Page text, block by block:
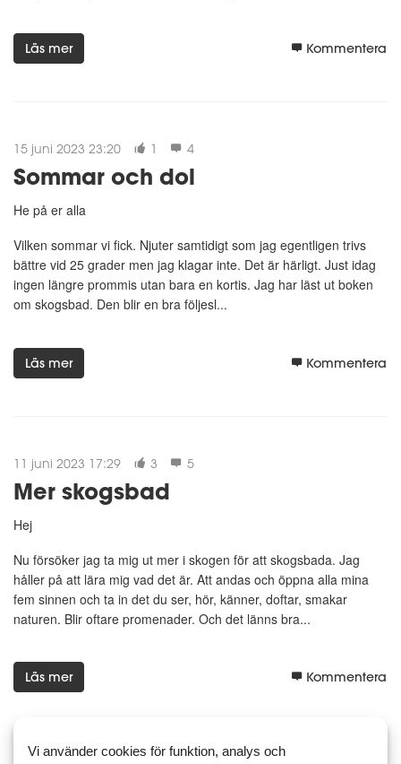
Läs mer Kommentera
15 juni 2023 23:20 1 4
Sommar och dol
He på er alla
Vilken sommar vi fick. Njuter samtidigt som jag egentligen trivs
bättre vid 25 grader men jag klagar inte. Det är härligt. Just idag
ingen längre prommis utan bara en kortis. Jag har läst ut boken
om skogsbad. Den blir en bra följesl...
Läs mer Kommentera
11 juni 2023 17:29 3 5
Mer skogsbad
Hej
Nu försöker jag ta mig ut mer i skogen för att skogsbada. Jag
håller på att lära mig vad det är. Att andas och öppna alla mina
fem sinnen och ta in det du ser, hör, känner, doftar, smakar
naturen. Blir oftare promenader. Och det länns bra...
Läs mer Kommentera
Vi använder cookies för funktion, analys och